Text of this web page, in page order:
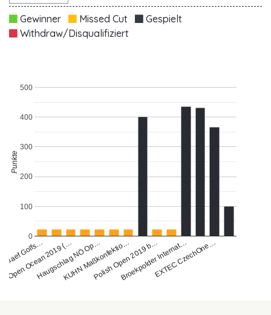
Gewinner Missed Cut
Gespielt
Withdraw/Disqualifiziert
Golfs…
Open Ocean 2019 (…
Haugschlag NÖ Op…
KUHN Maßkonfektio…
Polish Open 2019 b…
Broekpolder Internat…
EXTEC CzechOne…
0
100
200
300
400
500
Punkte